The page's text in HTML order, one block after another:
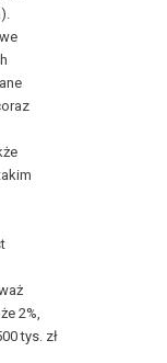
2%,
tys. zł